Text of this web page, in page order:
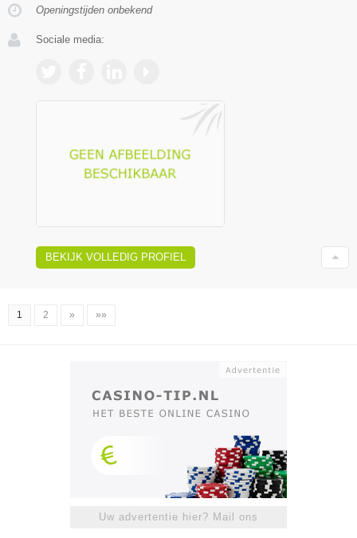
Openingstijden onbekend
Sociale media:
BEKIJK VOLLEDIG PROFIEL
1 2 » »»
Uw advertentie hier? Mail ons